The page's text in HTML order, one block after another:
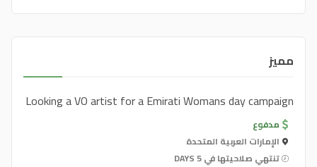
مميز
Looking a VO artist for a Emirati Womans day campaign
مدفوع
الإمارات العربية المتحدة
تنتهي صلاحيتها في 5 DAYS